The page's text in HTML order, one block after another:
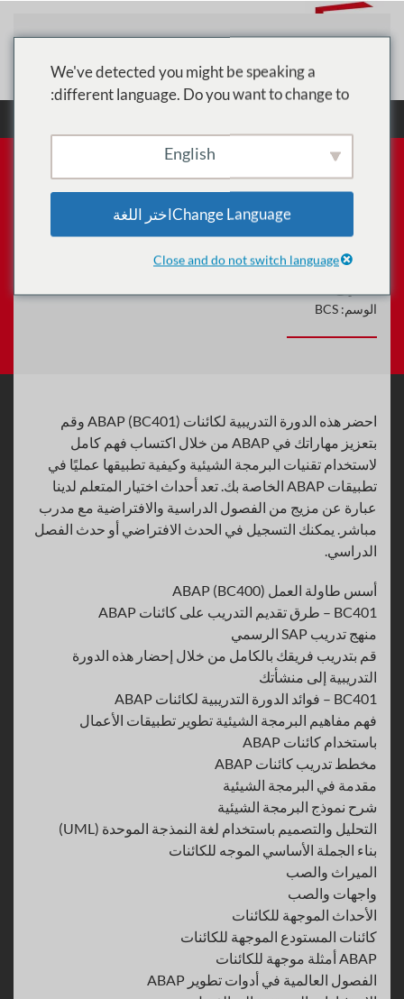
BC401 - تدريب كائنات ABAP
1727
الوسم: BCS
احضر هذه الدورة التدريبية لكائنات ABAP (BC401) وقم
بتعزيز مهاراتك في ABAP من خلال اكتساب فهم كامل
لاستخدام تقنيات البرمجة الشيئية وكيفية تطبيقها عمليًا في
تطبيقات ABAP الخاصة بك. تعد أحداث اختيار المتعلم لدينا
عبارة عن مزيج من الفصول الدراسية والافتراضية مع مدرب
مباشر. يمكنك التسجيل في الحدث الافتراضي أو حدث الفصل
الدراسي.
أسس طاولة العمل ABAP (BC400)
BC401 – طرق تقديم التدريب على كائنات ABAP
منهج تدريب SAP الرسمي
قم بتدريب فريقك بالكامل من خلال إحضار هذه الدورة
التدريبية إلى منشأتك
BC401 – فوائد الدورة التدريبية لكائنات ABAP
فهم مفاهيم البرمجة الشيئية تطوير تطبيقات الأعمال
باستخدام كائنات ABAP
مخطط تدريب كائنات ABAP
مقدمة في البرمجة الشيئية
شرح نموذج البرمجة الشيئية
التحليل والتصميم باستخدام لغة النمذجة الموحدة (UML)
بناء الجملة الأساسي الموجه للكائنات
الميراث والصب
واجهات والصب
الأحداث الموجهة للكائنات
كائنات المستودع الموجهة للكائنات
ABAP أمثلة موجهة للكائنات
الفصول العالمية في أدوات تطوير ABAP
We've detected you might be speaking a
different language. Do you want to change to:
English
Change Languageاختر اللغة
Close and do not switch language